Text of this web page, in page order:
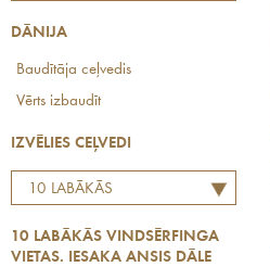
DĀNIJA
Baudītāja ceļvedis
Vērts izbaudīt
IZVĒLIES CEĻVEDI
10 LABĀKĀS
IESAKA ANSIS DĀLE
10 LABĀKĀS VINDSĒRFINGA
VIETAS. IESAKA ANSIS DĀLE